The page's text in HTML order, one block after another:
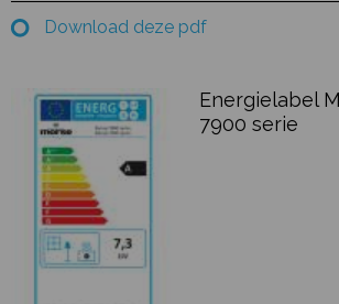
Download deze pdf
Energielabel
7900 serie